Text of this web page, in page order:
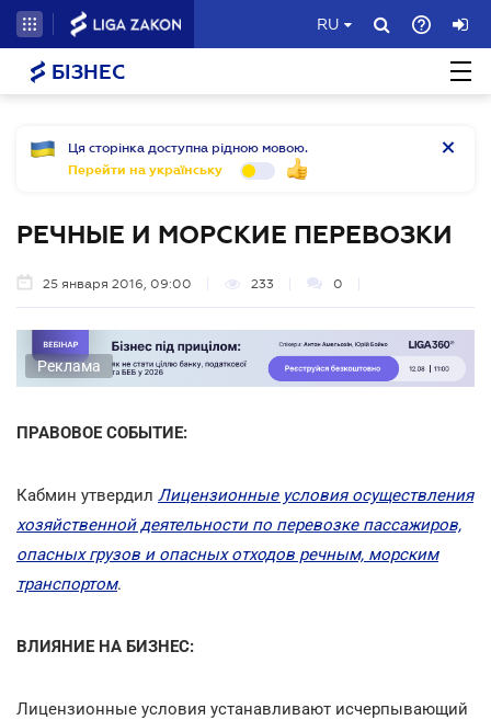
RU
БІЗНЕС
Ця сторінка доступна рідною мовою.
Перейти на українську
РЕЧНЫЕ И МОРСКИЕ ПЕРЕВОЗКИ
25 января 2016, 09:00 233 0
Реклама
ПРАВОВОЕ СОБЫТИЕ:
Кабмин утвердил Лицензионные условия осуществления
хозяйственной деятельности по перевозке пассажиров,
опасных грузов и опасных отходов речным, морским
транспортом.
ВЛИЯНИЕ НА БИЗНЕС:
Лицензионные условия устанавливают исчерпывающий